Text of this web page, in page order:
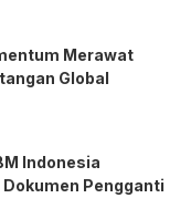
Merawat
Global
Indonesia
Pengganti